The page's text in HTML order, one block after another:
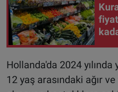
Hollanda'da 2024
12 yaş arasındaki ağır